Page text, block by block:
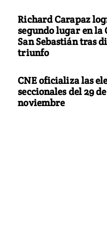
Richard Carapaz
segundo lugar en la
San Sebastián tras
triunfo
CNE oficializa las
seccionales del 29 de
noviembre